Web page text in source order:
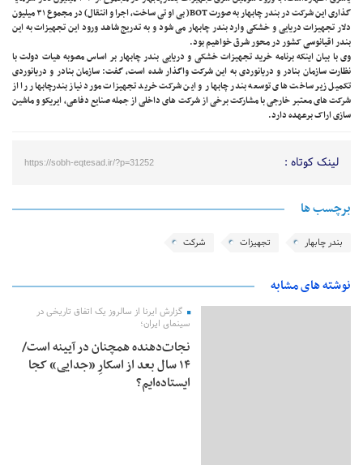
گذاری این شرکت در بندر چابهار به صورت BOT( بی او تی ساخت، اجرا و انتقال) در مجموع ۳۱ میلیون
دلار تجهیزات دریایی و خشکی وارد بندر چابهار می شود و به تدریج شاهد ورود این تجهیزات به این
بندر اقیانوسی کشور در محور شرق خواهیم بود.
وی با بیان اینکه برنامه خرید تجهیزات خشکی و دریایی بندر چابهار بر اساس مصوبه هیات دولت با
نظارت سازمان بنادر و دریانوردی به این شرکت واگذار شده است، گفت: سازمان بنادر و دریانوردی
تکمیل زیر ساخت های توسعه بندر چابهار و این شرکت خرید تجهیزات مورد نیاز بندرچابهار را از
شرکت های معتبر خارجی با مشارکت برخی از شرکت های داخلی از جمله صنایع دفاعی، ایریکو و ماشین
سازی اراک برعهده دارد.
لینک کوتاه : https://sobh-eqtesad.ir/?p=31252
برچسب ها
بندر چابهار تجهیزات شرکت
نوشته های مشابه
گزارش ایرنا از سالروز یک اتفاق تاریخی در
سینمای ایران؛
نجات‌دهنده‌ همچنان در آیینه است/
۱۴ سال بعد از اسکارِ «جدایی» کجا
ایستاده‌ایم؟